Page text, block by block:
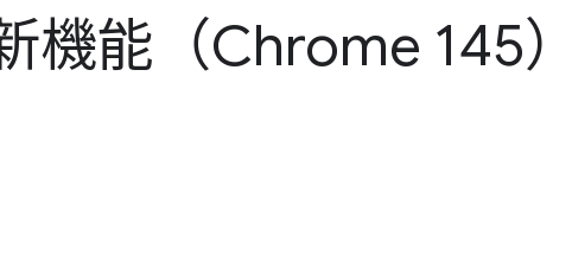
機能（Chrome 145）